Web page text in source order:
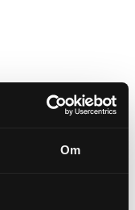
Om
Pris exkl.